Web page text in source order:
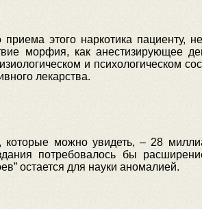
этого наркотика пациенту,
морфия, как анестизирующее
и психологическом
лекарства.
можно увидеть, – 28
потребовалось бы
остается для науки аномалией.